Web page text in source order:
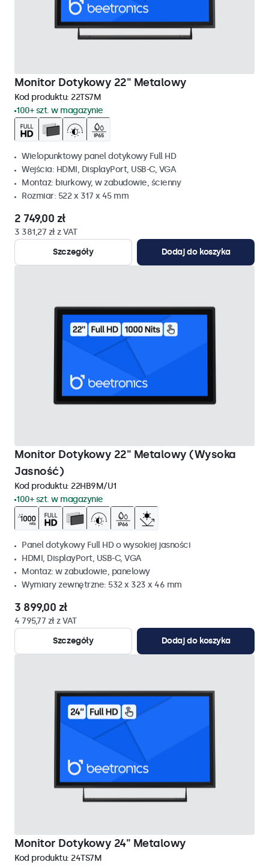
Monitor Dotykowy 22" Metalowy
Kod produktu: 22TS7M
100+ szt. w magazynie
Wielopunktowy panel dotykowy Full HD
Wejścia: HDMI, DisplayPort, USB-C, VGA
Montaż: biurkowy, w zabudowie, ścienny
Rozmiar: 522 x 317 x 45 mm
2 749,00 zł
3 381,27 zł z VAT
Szczegóły
Dodaj do koszyka
Monitor Dotykowy 22" Metalowy (Wysoka
Jasność)
Kod produktu: 22HB9M/U1
100+ szt. w magazynie
Panel dotykowy Full HD o wysokiej jasności
HDMI, DisplayPort, USB-C, VGA
Montaz: w zabudowie, panelowy
Wymiary zewnętrzne: 532 x 323 x 46 mm
3 899,00 zł
4 795,77 zł z VAT
Szczegóły
Dodaj do koszyka
Monitor Dotykowy 24" Metalowy
Kod produktu: 24TS7M